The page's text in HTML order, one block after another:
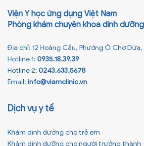
Viện Y học ứng dụng Việt Nam
Phòng khám chuyên khoa dinh
Địa chỉ: 12 Hoàng Cầu, Phường Ô Chợ Dừa,
Hotline 1: 0935.18.39.39
Hotline 2: 0243.633.5678
Email: info@viamclinic.vn
Dịch vụ y tế
Khám dinh dưỡng cho trẻ em
Khám dinh dưỡng cho người trưởng thành